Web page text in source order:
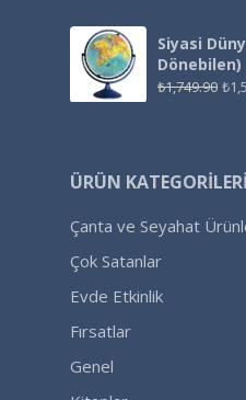
Siyasi
Dönebilen)
₺1,749.90 ₺
ÜRÜN KATEGORILERI
Çanta ve Seyahat
Çok Satanlar
Evde Etkinlik
Fırsatlar
Genel